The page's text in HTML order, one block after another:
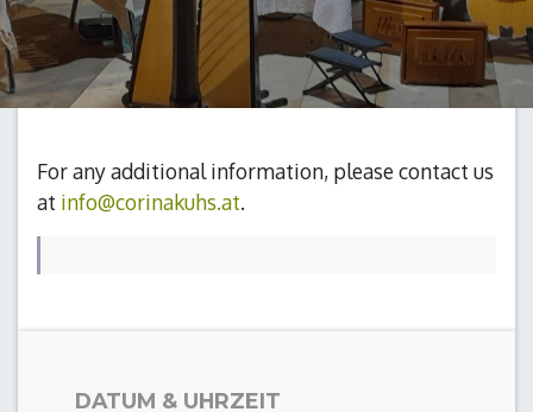
For any additional information, please contact us
at info@corinakuhs.at.
DATUM & UHRZEIT